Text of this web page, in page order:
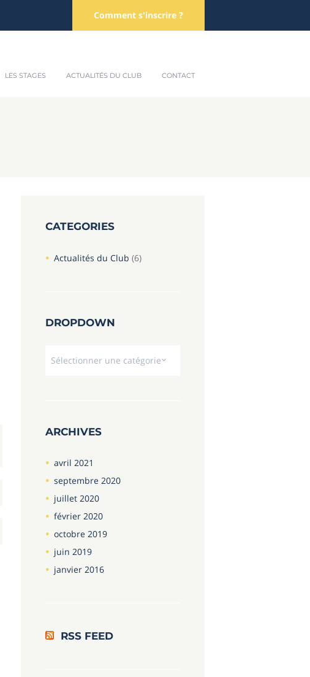
Comment s'inscrire ?
LES STAGES ACTUALITÉS DU CLUB CONTACT
CATEGORIES
Actualités du Club (6)
DROPDOWN
ARCHIVES
avril 2021
septembre 2020
juillet 2020
février 2020
octobre 2019
juin 2019
janvier 2016
RSS FEED